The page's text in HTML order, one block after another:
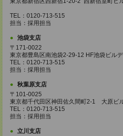
TEL：0120-713-515
担当：採用担当
池袋支店
〒171-0022
東京都豊島区南池袋2-29-12 HF池袋ビル
TEL：0120-713-515
担当：採用担当
秋葉原支店
〒101-0025
東京都千代田区神田佐久間町2-1 大原ビ
TEL：0120-713-515
担当：採用担当
立川支店